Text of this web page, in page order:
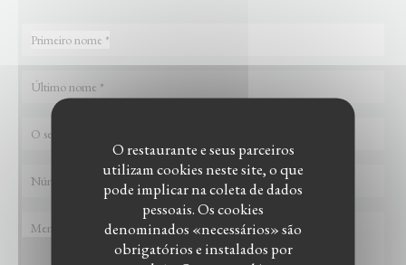
O restaurante e seus parceiros
utilizam cookies neste site, o que
pode implicar na coleta de dados
pessoais. Os cookies
denominados «necessários» são
obrigatórios e instalados por